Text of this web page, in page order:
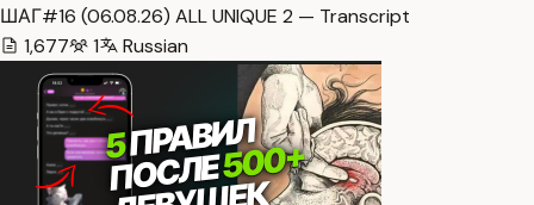
ШАГ#16 (06.08.26) ALL UNIQUE 2 — Transcript
1,677
1 Russian